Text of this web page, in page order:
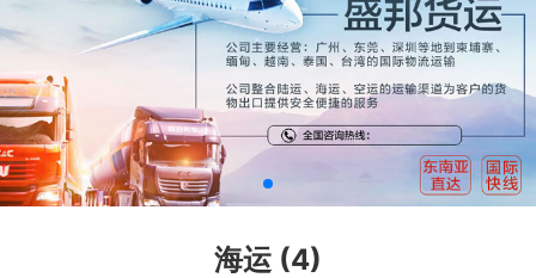
海运 (4)